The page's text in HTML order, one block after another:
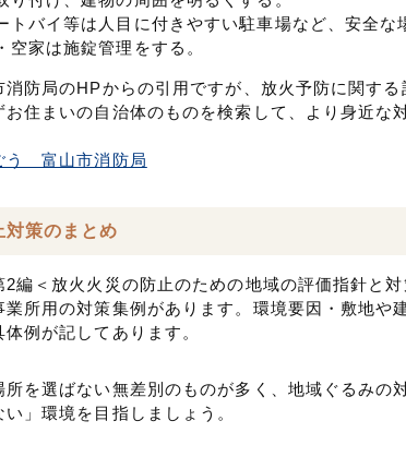
トバイ等は人目に付きやすい駐車場など、安全な
空家は施錠管理をする。
消防局のHPからの引用ですが、放火予防に関す
お住まいの自治体のものを検索して、より身近な
う 富山市消防局
対策のまとめ
2編＜放火火災の防止のための地域の評価指針と
業所用の対策集例があります。環境要因・敷地や
例が記してあります。
所を選ばない無差別のものが多く、地域ぐるみの
」環境を目指しましょう。